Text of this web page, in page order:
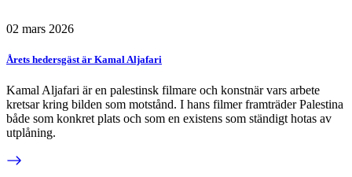
02 mars 2026
Årets hedersgäst är Kamal Aljafari
Kamal Aljafari är en palestinsk filmare och konstnär vars arbete
kretsar kring bilden som motstånd. I hans filmer framträder Palestina
både som konkret plats och som en existens som ständigt hotas av
utplåning.